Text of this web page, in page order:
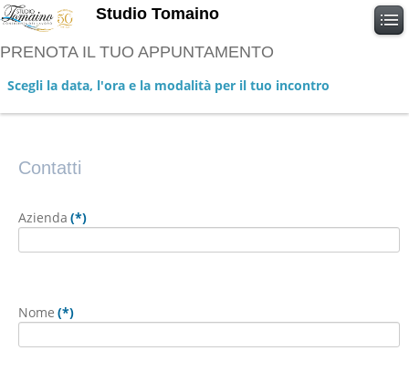
Studio Tomaino
PRENOTA IL TUO APPUNTAMENTO
Scegli la data, l'ora e la modalità per il tuo incontro
Contatti
Azienda (*)
Nome (*)